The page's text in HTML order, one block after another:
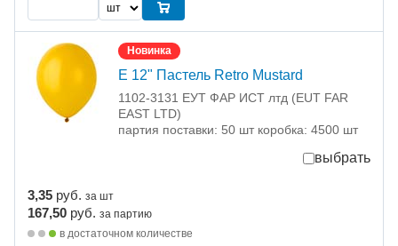
Новинка
Е 12" Пастель Retro Mustard
1102-3131 ЕУТ ФАР ИСТ лтд (EUT FAR
EAST LTD)
партия поставки: 50 шт коробка: 4500 шт
выбрать
3,35 руб. за шт
167,50 руб. за партию
в достаточном количестве